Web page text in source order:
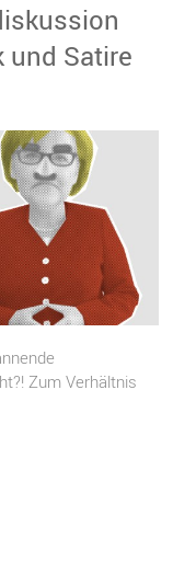
und Satire
Zum Verhältnis